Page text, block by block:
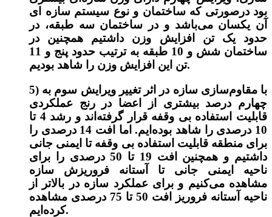
بود درصورتی که ساختمان و نوع سیستم سازه ای
آن یکسان می‌باشد و در ساختمان سه طبقه، در
حدود یک تن افزایش وزن داشتیم همچنین در
ساختمان شش و 10 طبقه به ترتیب حدود پنج و 11
تن این افزایش وزن را شاهد بودیم.
5) با مقاوم‌سازی سازه در اثر تغییر ویرایش سوم به
چهارم درصد بیشتری از اعضا در رنج عملکردی
قابلیت استفاده بی وقفه قرار گرفته‌اند و رشد 4 تا
10 درصدی را شاهد بوده‌ایم. اما افت 14 درصدی را
برای منطقه قابلیت استفاده بی وقفه تا ایمنی جانی
داشتیم و همچنین افت 19 تا 50 درصدی را برای
ناحیه ایمنی جانی تا آستانه فروریزش سازه
مشاهده می‌کنیم و برای عملکرد سازه در بالاتر از
ناحیه آستانه فروریز افت 50 تا 75 درصدی مشاهده
کرده‌ایم.